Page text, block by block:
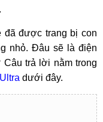
đã được trang bị con
nhỏ. Đâu sẽ là điện
trả lời nằm trong
dưới đây.